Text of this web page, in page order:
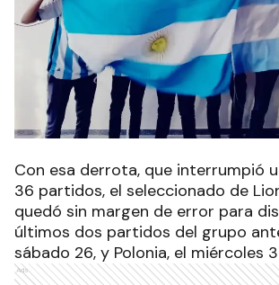
Con esa derrota, que interrumpió
36 partidos, el seleccionado de
quedó sin margen de error para
últimos dos partidos del grupo
sábado 26, y Polonia, el miércoles
Ads